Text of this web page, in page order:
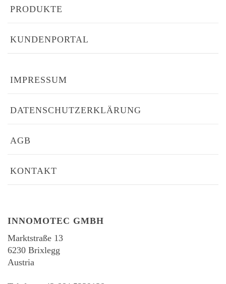
PRODUKTE
KUNDENPORTAL
IMPRESSUM
DATENSCHUTZERKLÄRUNG
AGB
KONTAKT
INNOMOTEC GMBH
Marktstraße 13
6230 Brixlegg
Austria